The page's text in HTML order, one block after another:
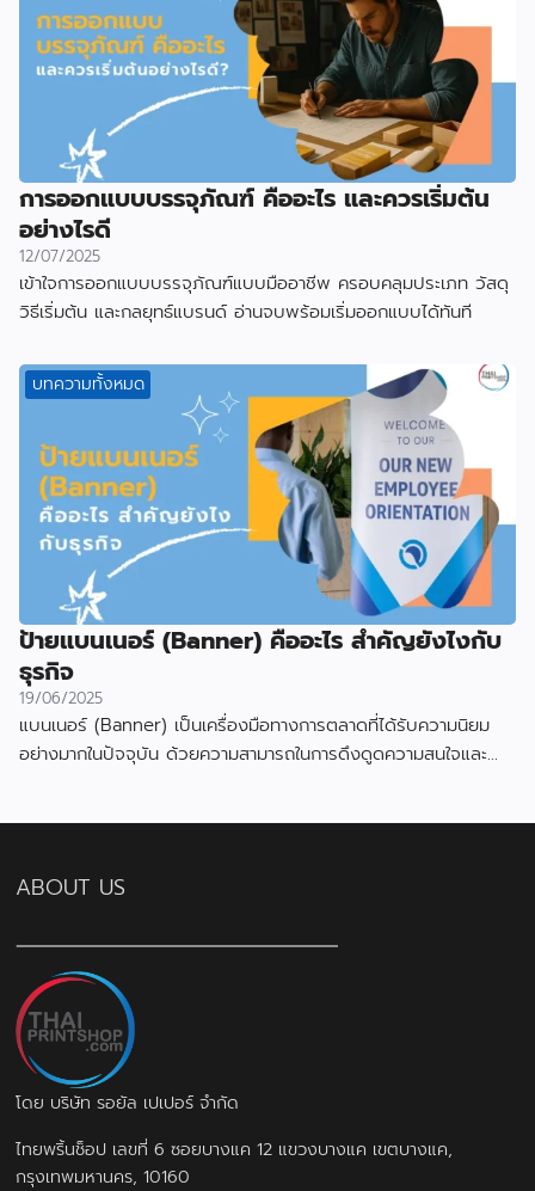
การออกแบบบรรจุภัณฑ์ คืออะไร และควรเริ่มต้น
อย่างไรดี
12/07/2025
เข้าใจการออกแบบบรรจุภัณฑ์แบบมืออาชีพ ครอบคลุมประเภท วัสดุ
วิธีเริ่มต้น และกลยุทธ์แบรนด์ อ่านจบพร้อมเริ่มออกแบบได้ทันที
บทความทั้งหมด
ป้ายแบนเนอร์ (Banner) คืออะไร สำคัญยังไงกับ
ธุรกิจ
19/06/2025
แบนเนอร์ (Banner) เป็นเครื่องมือทางการตลาดที่ได้รับความนิยม
อย่างมากในปัจจุบัน ด้วยความสามารถในการดึงดูดความสนใจและ
ABOUT US
โดย บริษัท รอยัล เปเปอร์ จำกัด
ไทยพริ้นช็อป เลขที่ 6 ซอยบางแค 12 แขวงบางแค เขตบางแค,
กรุงเทพมหานคร, 10160